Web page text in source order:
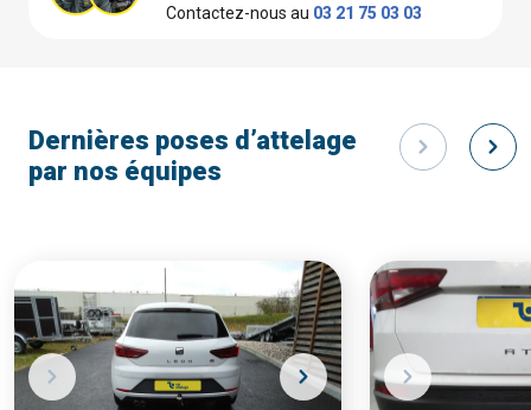
Contactez-nous au 03 21 75 03 03
Dernières poses d’attelage
par nos équipes